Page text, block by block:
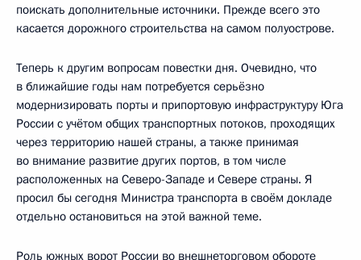
поискать дополнительные источники. Прежде всего это
касается дорожного строительства на самом полуострове.
Теперь к другим вопросам повестки дня. Очевидно, что
в ближайшие годы нам потребуется серьёзно
модернизировать порты и припортовую инфраструктуру Юга
России с учётом общих транспортных потоков, проходящих
через территорию нашей страны, а также принимая
во внимание развитие других портов, в том числе
расположенных на Северо-Западе и Севере страны. Я
просил бы сегодня Министра транспорта в своём докладе
отдельно остановиться на этой важной теме.
Роль южных ворот России во внешнеторговом обороте